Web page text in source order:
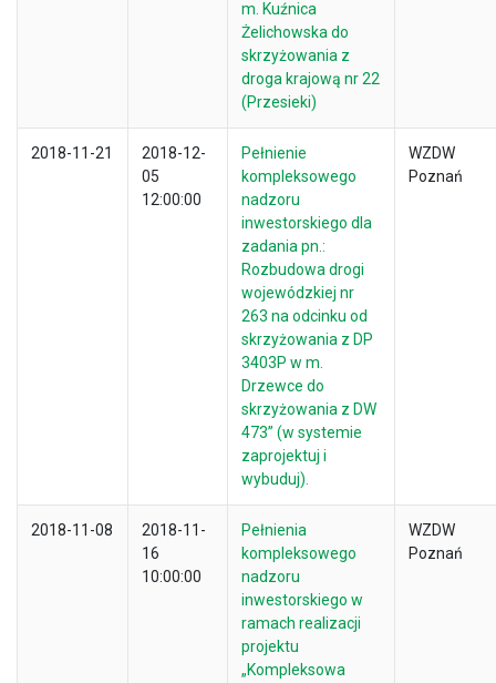
m. Kuźnica
Żelichowska do
skrzyżowania z
droga krajową nr 22
(Przesieki)
2018-11-21
2018-12-
05
12:00:00
Pełnienie
kompleksowego
nadzoru
inwestorskiego dla
zadania pn.:
Rozbudowa drogi
wojewódzkiej nr
263 na odcinku od
skrzyżowania z DP
3403P w m.
Drzewce do
skrzyżowania z DW
473” (w systemie
zaprojektuj i
wybuduj).
WZDW
Poznań
2018-11-08
2018-11-
16
10:00:00
Pełnienia
kompleksowego
nadzoru
inwestorskiego w
ramach realizacji
projektu
„Kompleksowa
WZDW
Poznań